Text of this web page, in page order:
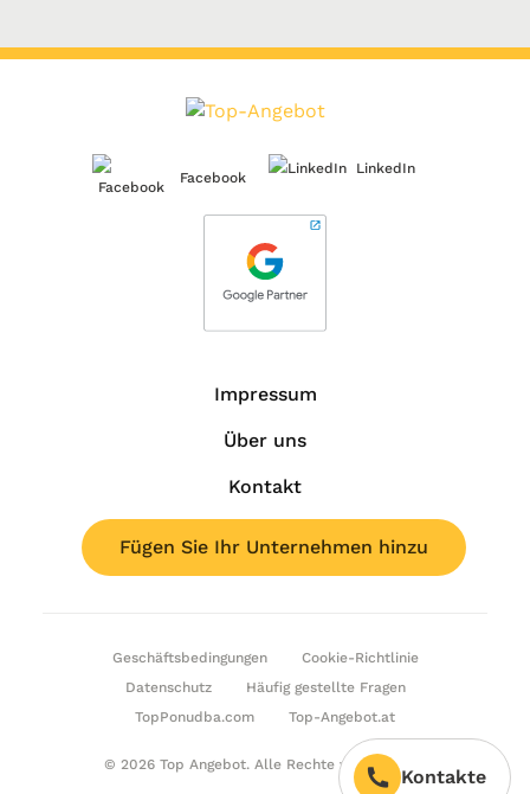
Kontakte
Facebook
LinkedIn
Impressum
Über uns
Kontakt
Fügen Sie Ihr Unternehmen hinzu
Geschäftsbedingungen
Cookie-Richtlinie
Datenschutz
Häufig gestellte Fragen
TopPonudba.com
Top-Angebot.at
© 2026 Top Angebot. Alle Rechte vorbehalten.